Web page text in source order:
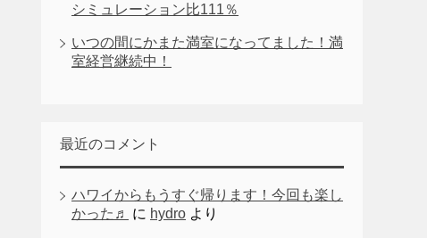
シミュレーション比111％
いつの間にかまた満室になってました！満
室経営継続中！
最近のコメント
ハワイからもうすぐ帰ります！今回も楽し
かった♬
に hydro より